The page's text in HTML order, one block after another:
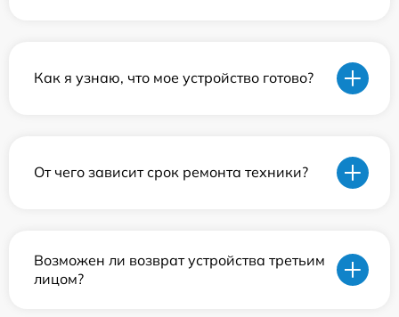
Как я узнаю, что мое устройство готово?
От чего зависит срок ремонта техники?
Возможен ли возврат устройства третьим
лицом?